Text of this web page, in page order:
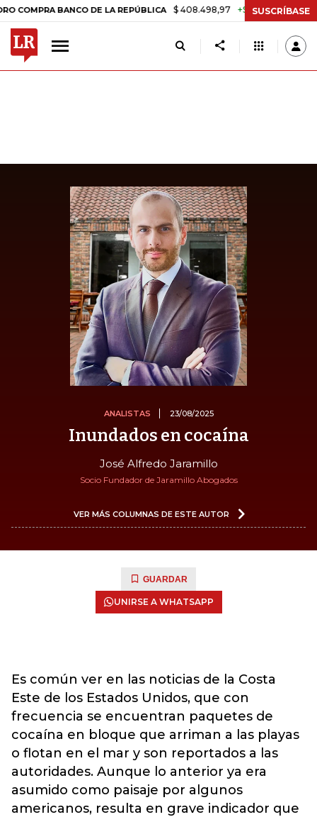
BANCO DE LA REPÚBLICA $ 408.498,97 +$ 8.753,81 +2,19%
SUSCRÍBASE
ANALISTAS 23/08/2025
Inundados en cocaína
José Alfredo Jaramillo
Socio Fundador de Jaramillo Abogados
VER MÁS COLUMNAS DE ESTE AUTOR
GUARDAR
UNIRSE A WHATSAPP
Es común ver en las noticias de la Costa
Este de los Estados Unidos, que con
frecuencia se encuentran paquetes de
cocaína en bloque que arriman a las playas
o flotan en el mar y son reportados a las
autoridades. Aunque lo anterior ya era
asumido como paisaje por algunos
americanos, resulta en grave indicador que